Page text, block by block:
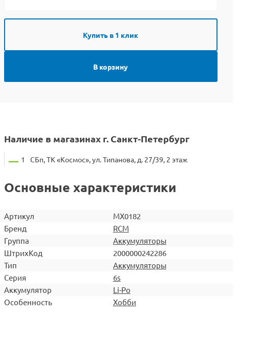
Купить в 1 клик
В корзину
Наличие в магазинах г. Санкт-Петербург
1 СБп, ТК «Космос», ул. Типанова, д. 27/39, 2 этаж
Основные характеристики
Артикул
MX0182
Бренд
RCM
Группа
Аккумуляторы
ШтрихКод
2000000242286
Тип
Аккумуляторы
Серия
6s
Аккумулятор
Li-Po
Особенность
Хобби